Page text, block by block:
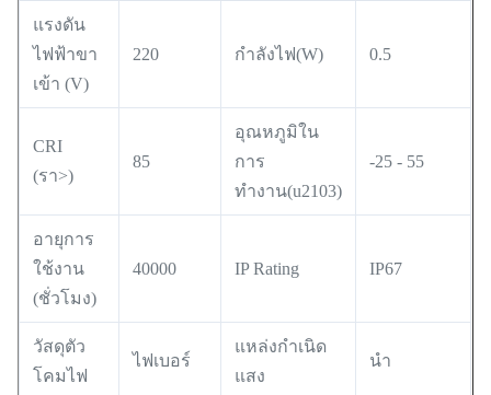
แรงดัน
ไฟฟ้าขา
เข้า (V)
220 กำลังไฟ(W) 0.5
CRI
(รา>)
85
อุณหภูมิใน
การ
ทำงาน(u2103)
-25 - 55
อายุการ
ใช้งาน
(ชั่วโมง)
40000 IP Rating IP67
วัสดุตัว
โคมไฟ
ไฟเบอร์
แหล่งกำเนิด
แสง
นำ